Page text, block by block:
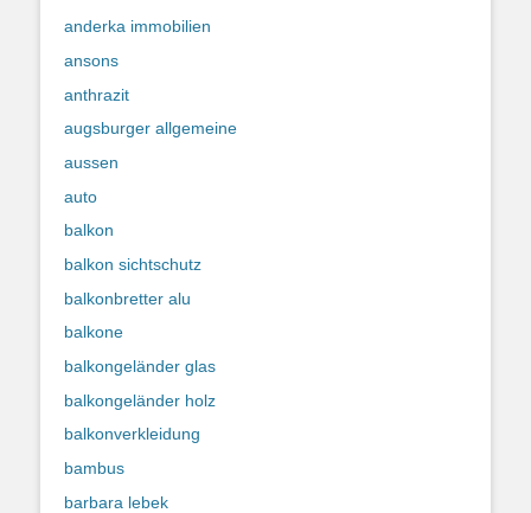
anderka immobilien
ansons
anthrazit
augsburger allgemeine
aussen
auto
balkon
balkon sichtschutz
balkonbretter alu
balkone
balkongeländer glas
balkongeländer holz
balkonverkleidung
bambus
barbara lebek